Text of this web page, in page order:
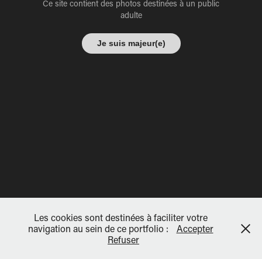
Ce site contient des photos destinées à un public
adulte
Je suis majeur(e)
Les cookies sont destinées à faciliter votre
navigation au sein de ce portfolio :
Accepter
Refuser